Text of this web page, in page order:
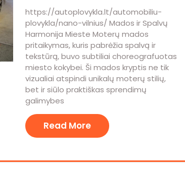
https://autoplovykla.lt/automobiliu-
plovykla/nano-vilnius/ Mados ir Spalvų
Harmonija Mieste Moterų mados
pritaikymas, kuris pabrėžia spalvą ir
tekstūrą, buvo subtiliai choreografuotas
miesto kokybei. Ši mados kryptis ne tik
vizualiai atspindi unikalų moterų stilių,
bet ir siūlo praktiškas sprendimų
galimybes
Read More